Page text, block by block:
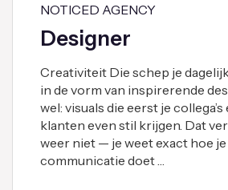
NOTICED AGENCY
Designer
Creativiteit Die schep je
in de vorm van inspirerende
wel: visuals die eerst je
klanten even stil krijgen. Dat
weer niet — je weet exact hoe
communicatie doet …